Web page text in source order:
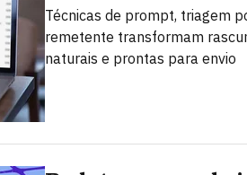
Técnicas de prompt, triagem
remetente transformam
naturais e prontas para envio